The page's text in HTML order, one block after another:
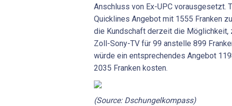
Anschluss von Ex-UPC vorausgesetzt.
Quicklines Angebot mit 1555 Franken
die Kundschaft derzeit die Möglichkeit,
Zoll-Sony-TV für 99 anstelle 899
würde ein entsprechendes Angebot
2035 Franken kosten.
(Source: Dschungelkompass)